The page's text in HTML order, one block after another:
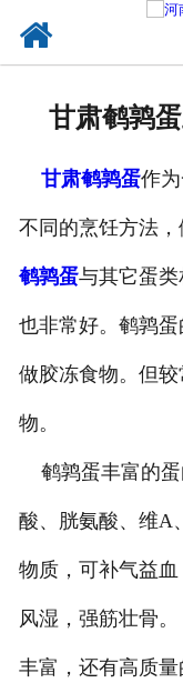
甘肃鹌鹑
甘肃鹌鹑蛋作
不同的烹饪方法，
鹌鹑蛋与其它蛋
也非常好。鹌鹑
做胶冻食物。但
物。
鹌鹑蛋丰富的蛋
酸、胱氨酸、维A
物质，可补气益
风湿，强筋壮骨
丰富，还有高质